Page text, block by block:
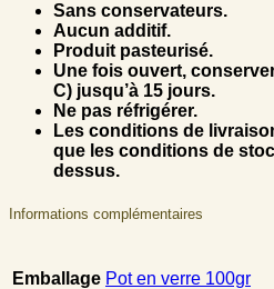
Sans conservateurs.
Aucun additif.
Produit pasteurisé.
Une fois ouvert,
C) jusqu’à 15 jours.
Ne pas réfrigérer.
Les conditions de
que les conditions de
dessus.
Informations complémentaires
Emballage Pot en verre 100gr